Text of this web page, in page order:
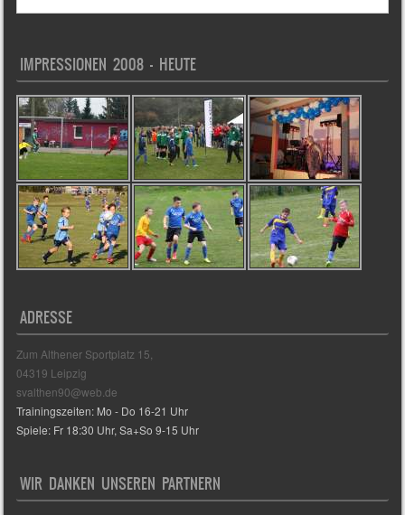
IMPRESSIONEN 2008 – HEUTE
ADRESSE
Zum Althener Sportplatz 15,
04319 Leipzig
svalthen90@web.de
Trainingszeiten: Mo - Do 16-21 Uhr
Spiele: Fr 18:30 Uhr, Sa+So 9-15 Uhr
WIR DANKEN UNSEREN PARTNERN